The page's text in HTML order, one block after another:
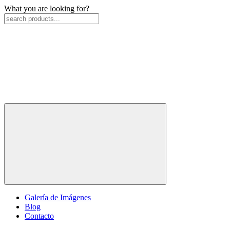
What you are looking for?
Galería de Imágenes
Blog
Contacto